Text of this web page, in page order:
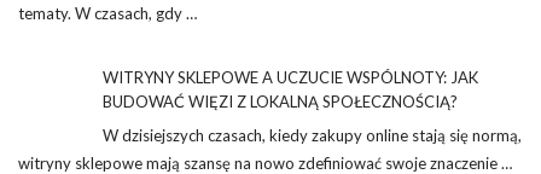
tematy. W czasach, gdy …
WITRYNY SKLEPOWE A UCZUCIE WSPÓLNOTY: JAK
BUDOWAĆ WIĘZI Z LOKALNĄ SPOŁECZNOŚCIĄ?
W dzisiejszych czasach, kiedy zakupy online stają się normą,
witryny sklepowe mają szansę na nowo zdefiniować swoje znaczenie …